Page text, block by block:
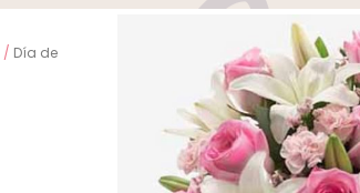
/ Día de